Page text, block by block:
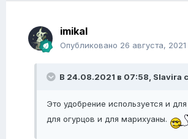
imikal
Опубликовано 26 августа, 2021
В 24.08.2021 в 07:58, Slavira
Это удобрение используется и
для огурцов и для марихуаны.